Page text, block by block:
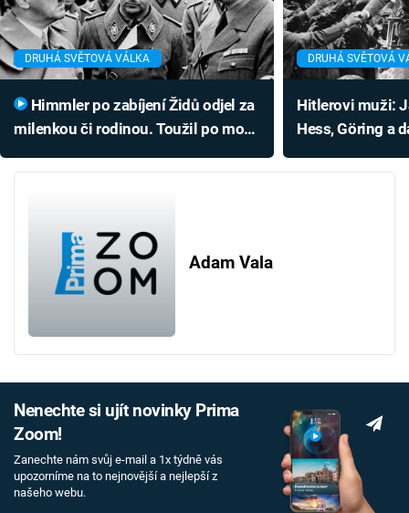
DRUHÁ SVĚTOVÁ VÁLKA
milenkou či rodinou. Toužil po moci
DRUHÁ SVĚTOVÁ
Hitlerovi muži:
Hess, Göring a
Adam Vala
Nenechte si ujít novinky Prima
Zoom!
Zanechte nám svůj e-mail a 1x týdně vás
upozorníme na to nejnovější a nejlepší z
našeho webu.